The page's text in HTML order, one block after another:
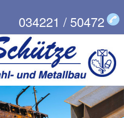
034221 / 50472